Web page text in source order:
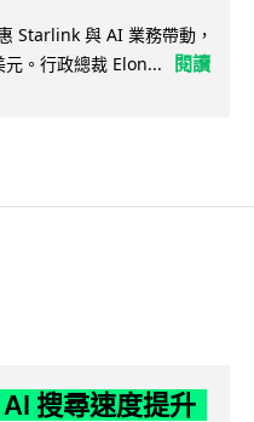
Starlink 與 AI 業務帶動，
。行政總裁 Elon...
閱讀
搜尋速度提升